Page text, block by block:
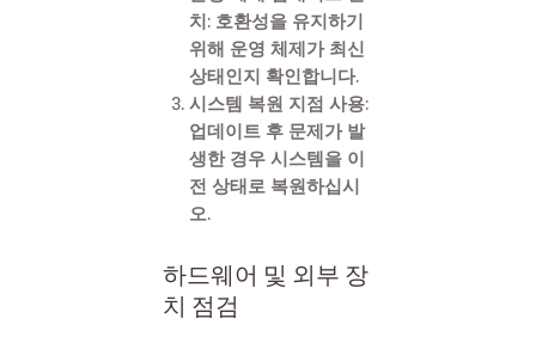
치: 호환성을 유지하기
위해 운영 체제가 최신
상태인지 확인합니다.
시스템 복원 지점 사용:
업데이트 후 문제가 발
생한 경우 시스템을 이
전 상태로 복원하십시
오.
하드웨어 및 외부 장
치 점검